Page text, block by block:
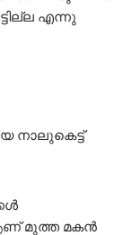
എന്നു
നാലുകെട്ട്
മുത്ത മകൻ